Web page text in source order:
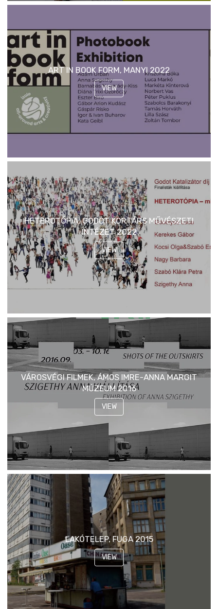
ART IN BOOK FORM, MANYI 2022
VIEW
HETEROTÓPIA, GODOT KORTÁRS MŰVÉSZETI
INTÉZET 2022
VIEW
VÁROSVÉGI FILMEK, ÁMOS IMRE-ANNA MARGIT
MÚZEUM 2016
VIEW
LAKÓTELEP, FUGA 2015
VIEW